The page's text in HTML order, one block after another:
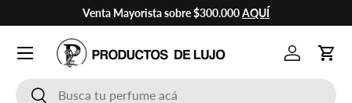
Ir al contenido
Venta Mayorista sobre $300.000AQUÍ
BuscarBuscar
Cuenta